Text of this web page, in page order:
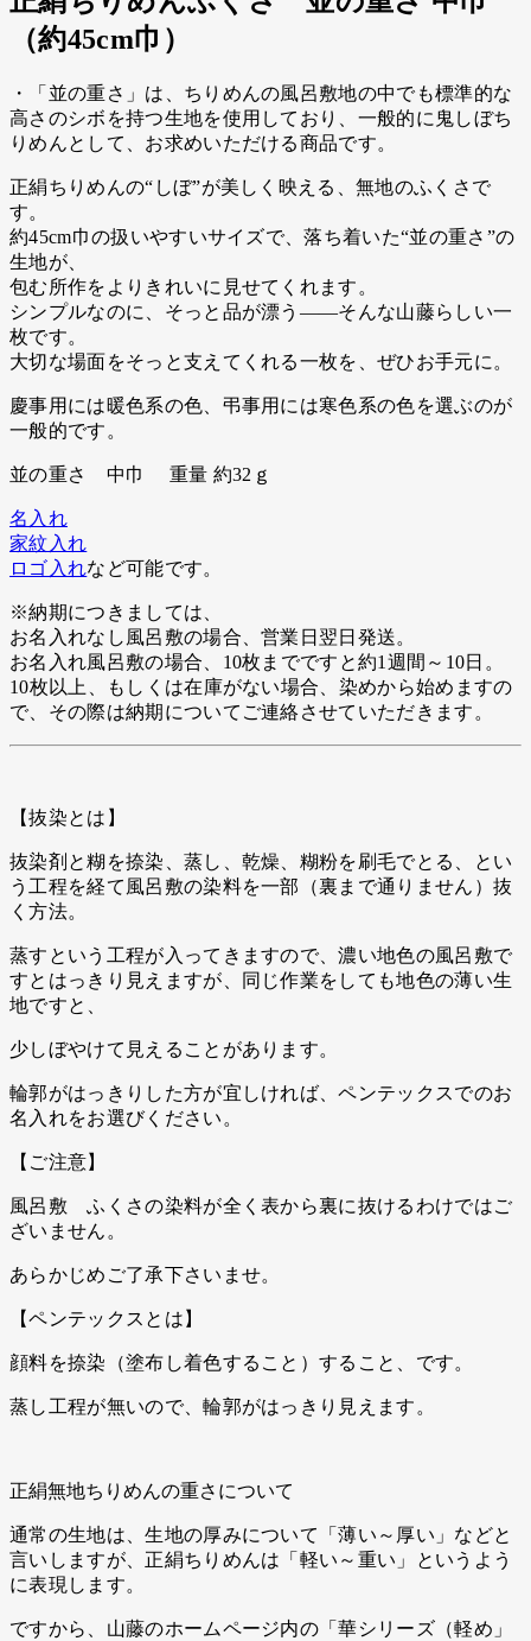
（約45cm巾）
・「並の重さ」は、ちりめんの風呂敷地の中でも標準的な
高さのシボを持つ生地を使用しており、一般的に鬼しぼち
りめんとして、お求めいただける商品です。
正絹ちりめんの“しぼ”が美しく映える、無地のふくさで
す。
約45cm巾の扱いやすいサイズで、落ち着いた“並の重さ”の
生地が、
包む所作をよりきれいに見せてくれます。
シンプルなのに、そっと品が漂う――そんな山藤らしい一
枚です。
大切な場面をそっと支えてくれる一枚を、ぜひお手元に。
慶事用には暖色系の色、弔事用には寒色系の色を選ぶのが
一般的です。
並の重さ 中巾 重量 約32ｇ
名入れ
家紋入れ
ロゴ入れなど可能です。
※納期につきましては、
お名入れなし風呂敷の場合、営業日翌日発送。
お名入れ風呂敷の場合、10枚までですと約1週間～10日。
10枚以上、もしくは在庫がない場合、染めから始めますの
で、その際は納期についてご連絡させていただきます。
【抜染とは】
抜染剤と糊を捺染、蒸し、乾燥、糊粉を刷毛でとる、とい
う工程を経て風呂敷の染料を一部（裏まで通りません）抜
く方法。
蒸すという工程が入ってきますので、濃い地色の風呂敷で
すとはっきり見えますが、同じ作業をしても地色の薄い生
地ですと、
少しぼやけて見えることがあります。
輪郭がはっきりした方が宜しければ、ペンテックスでのお
名入れをお選びください。
【ご注意】
風呂敷 ふくさの染料が全く表から裏に抜けるわけではご
ざいません。
あらかじめご了承下さいませ。
【ペンテックスとは】
顔料を捺染（塗布し着色すること）すること、です。
蒸し工程が無いので、輪郭がはっきり見えます。
正絹無地ちりめんの重さについて
通常の生地は、生地の厚みについて「薄い～厚い」などと
言いしますが、正絹ちりめんは「軽い～重い」というよう
に表現します。
ですから、山藤のホームページ内の「華シリーズ（軽め」